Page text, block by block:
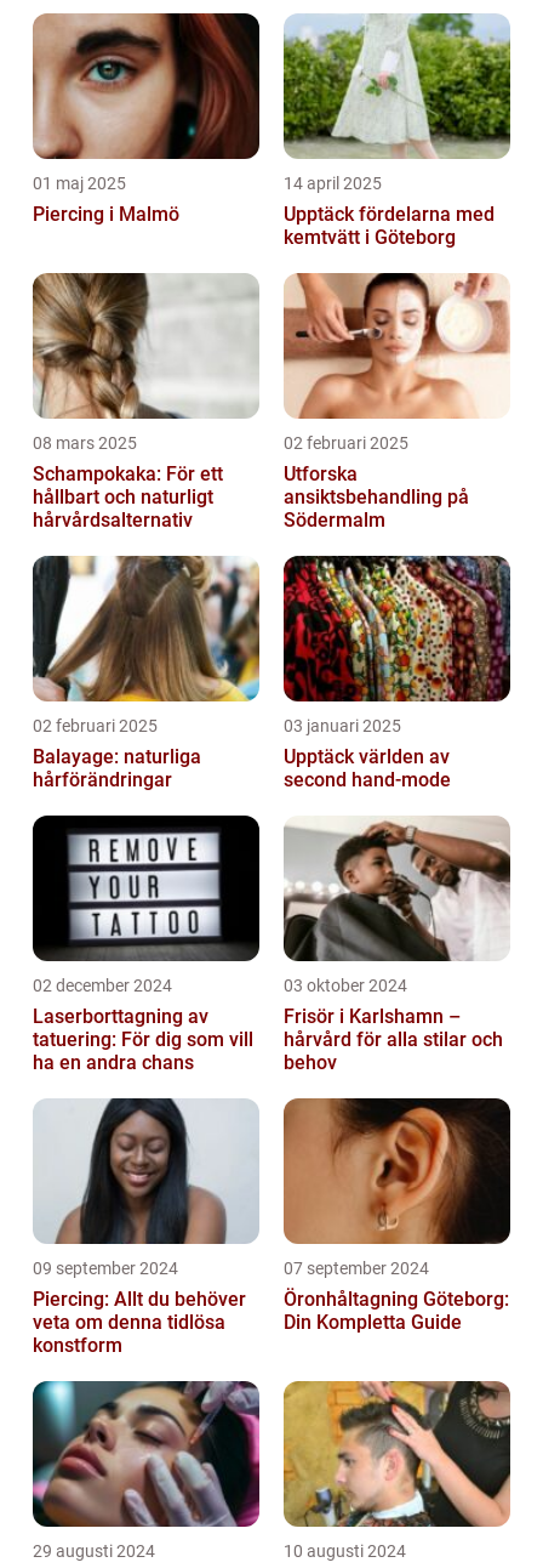
01 maj 2025
Piercing i Malmö
14 april 2025
Upptäck fördelarna med
kemtvätt i Göteborg
08 mars 2025
Schampokaka: För ett
hållbart och naturligt
hårvårdsalternativ
02 februari 2025
Utforska
ansiktsbehandling på
Södermalm
02 februari 2025
Balayage: naturliga
hårförändringar
03 januari 2025
Upptäck världen av
second hand-mode
02 december 2024
Laserborttagning av
tatuering: För dig som vill
ha en andra chans
03 oktober 2024
Frisör i Karlshamn –
hårvård för alla stilar och
behov
09 september 2024
Piercing: Allt du behöver
veta om denna tidlösa
konstform
07 september 2024
Öronhåltagning Göteborg:
Din Kompletta Guide
29 augusti 2024 10 augusti 2024